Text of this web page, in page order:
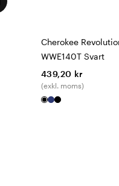
Cherokee
WWE140T Svart
439,20 kr
(exkl. moms)